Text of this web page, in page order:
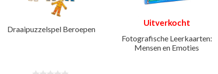
Draaipuzzelspel Beroepen
Uitverkocht
Fotografische Leerkaarten:
Mensen en Emoties